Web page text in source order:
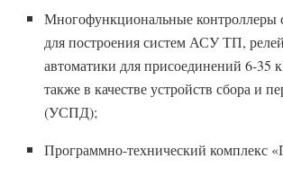
Многофункциональные контроллеры
для построения систем АСУ ТП,
автоматики для присоединений 6-35
также в качестве устройств сбора и
(УСПД);
Программно-технический комплекс